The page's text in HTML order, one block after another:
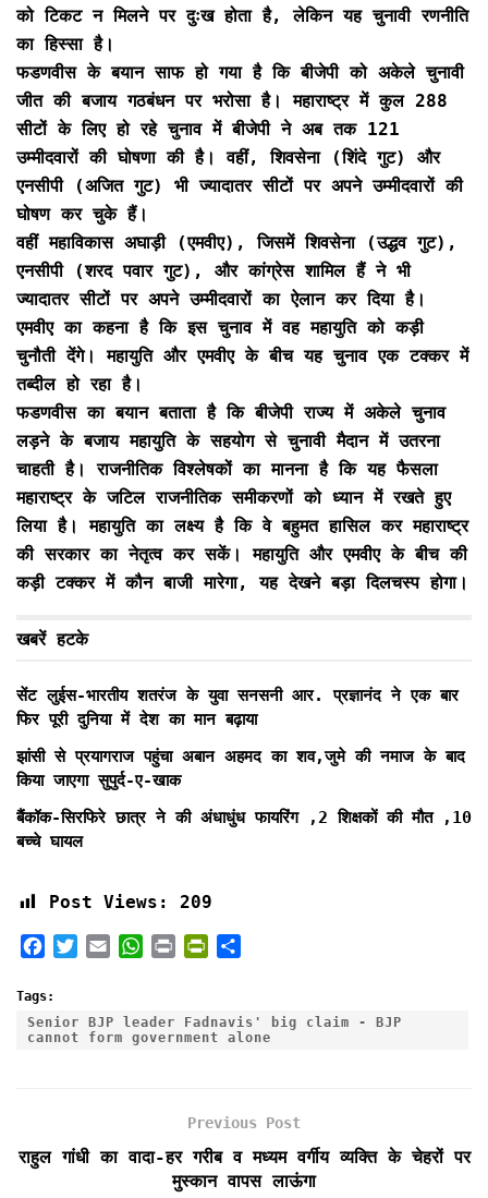
को टिकट न मिलने पर दुःख होता है, लेकिन यह चुनावी रणनीति
का हिस्सा है।
फडणवीस के बयान साफ हो गया है कि बीजेपी को अकेले चुनावी
जीत की बजाय गठबंधन पर भरोसा है। महाराष्ट्र में कुल 288
सीटों के लिए हो रहे चुनाव में बीजेपी ने अब तक 121
उम्मीदवारों की घोषणा की है। वहीं, शिवसेना (शिंदे गुट) और
एनसीपी (अजित गुट) भी ज्यादातर सीटों पर अपने उम्मीदवारों की
घोषण कर चुके हैं।
वहीं महाविकास अघाड़ी (एमवीए), जिसमें शिवसेना (उद्धव गुट),
एनसीपी (शरद पवार गुट), और कांग्रेस शामिल हैं ने भी
ज्यादातर सीटों पर अपने उम्मीदवारों का ऐलान कर दिया है।
एमवीए का कहना है कि इस चुनाव में वह महायुति को कड़ी
चुनौती देंगे। महायुति और एमवीए के बीच यह चुनाव एक टक्कर में
तब्दील हो रहा है।
फडणवीस का बयान बताता है कि बीजेपी राज्य में अकेले चुनाव
लड़ने के बजाय महायुति के सहयोग से चुनावी मैदान में उतरना
चाहती है। राजनीतिक विश्लेषकों का मानना है कि यह फैसला
महाराष्ट्र के जटिल राजनीतिक समीकरणों को ध्यान में रखते हुए
लिया है। महायुति का लक्ष्य है कि वे बहुमत हासिल कर महाराष्ट्र
की सरकार का नेतृत्व कर सकें। महायुति और एमवीए के बीच की
कड़ी टक्कर में कौन बाजी मारेगा, यह देखने बड़ा दिलचस्प होगा।
खबरें हटके
सेंट लुईस-भारतीय शतरंज के युवा सनसनी आर. प्रज्ञानंद ने एक बार
फिर पूरी दुनिया में देश का मान बढ़ाया
झांसी से प्रयागराज पहुंचा अबान अहमद का शव,जुमे की नमाज के बाद
किया जाएगा सुपुर्द-ए-खाक
बैंकॉक-सिरफिरे छात्र ने की अंधाधुंध फायरिंग ,2 शिक्षकों की मौत ,10
बच्चे घायल
Post Views: 209
c
e
b
t
t
i
l
t
s
n
t
n
t
n
d
r
e
Tags:
Senior BJP leader Fadnavis' big claim - BJP
cannot form government alone
Previous Post
राहुल गांधी का वादा-हर गरीब व मध्यम वर्गीय व्यक्ति के चेहरों पर
मुस्कान वापस लाऊंगा